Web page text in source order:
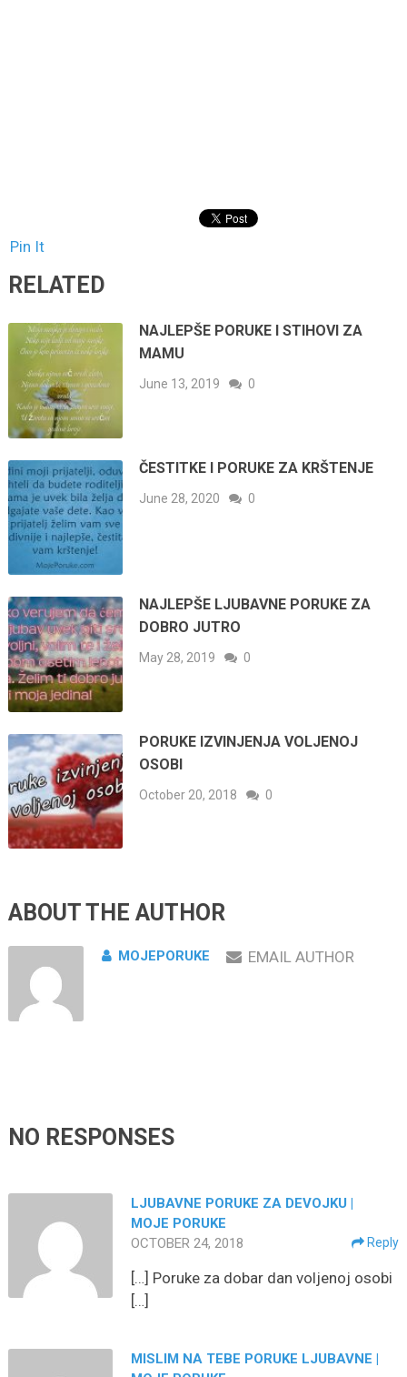
Pin It
RELATED
NAJLEPŠE PORUKE I STIHOVI ZA
MAMU
June 13, 2019 0
ČESTITKE I PORUKE ZA KRŠTENJE
June 28, 2020 0
NAJLEPŠE LJUBAVNE PORUKE ZA
DOBRO JUTRO
May 28, 2019 0
PORUKE IZVINJENJA VOLJENOJ
OSOBI
October 20, 2018 0
ABOUT THE AUTHOR
MOJEPORUKE EMAIL AUTHOR
NO RESPONSES
LJUBAVNE PORUKE ZA DEVOJKU |
MOJE PORUKE
OCTOBER 24, 2018
Reply
[…] Poruke za dobar dan voljenoj osobi
[…]
MISLIM NA TEBE PORUKE LJUBAVNE |